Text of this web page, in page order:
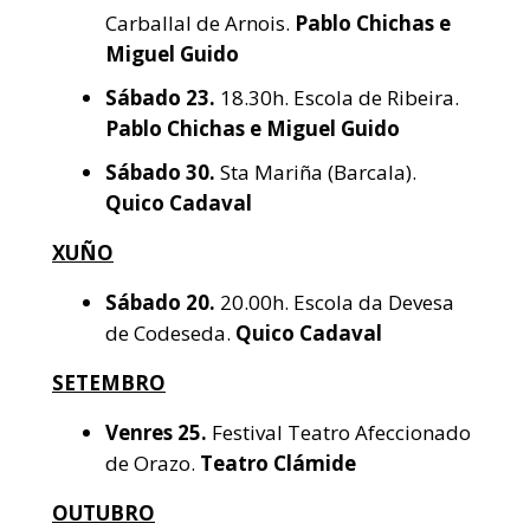
Carballal de Arnois. Pablo Chichas e
Miguel Guido
Sábado 23. 18.30h. Escola de Ribeira.
Pablo Chichas e Miguel Guido
Sábado 30. Sta Mariña (Barcala).
Quico Cadaval
XUÑO
Sábado 20. 20.00h. Escola da Devesa
de Codeseda. Quico Cadaval
SETEMBRO
Venres 25. Festival Teatro Afeccionado
de Orazo. Teatro Clámide
OUTUBRO